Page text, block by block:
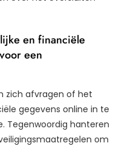
en financiële
een
zich afvragen of het
gegevens online in te
Tegenwoordig hanteren
om